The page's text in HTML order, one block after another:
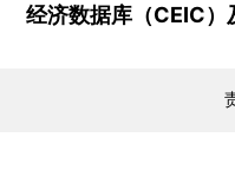
经济数据库（CEIC）